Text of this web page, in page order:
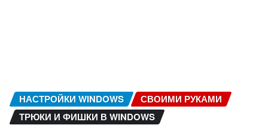
НАСТРОЙКИ WINDOWS
СВОИМИ РУКАМИ
ТРЮКИ И ФИШКИ В WINDOWS